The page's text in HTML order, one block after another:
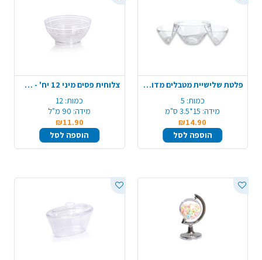
פלטת שלישיית מטבלים מדורגת 5 יח' - שקוף
כמות: 5
מידה: 15*3.5 ס"מ
₪14.90
הוספה לסל
צלוחית פסים מיני 12 יח' - שקוף
כמות: 12
מידה: 90 מ"ל
₪11.90
הוספה לסל